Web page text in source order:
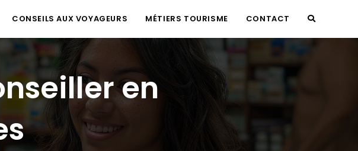
CONSEILS AUX VOYAGEURS MÉTIERS TOURISME CONTACT TOGGLE
en